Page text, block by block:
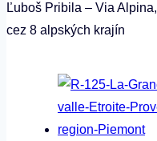
Ľuboš Pribila – Via
cez 8 alpských krajín